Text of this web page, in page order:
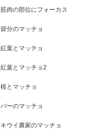
筋肉の部位にフォーカス
節分のマッチョ
紅葉とマッチョ
紅葉とマッチョ2
桜とマッチョ
バーのマッチョ
キウイ農家のマッチョ